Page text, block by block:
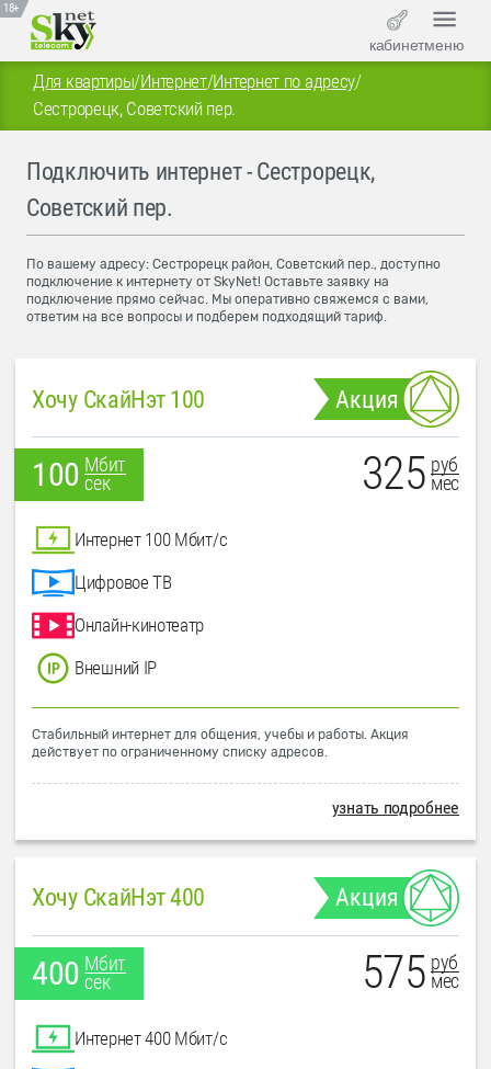
18+
кабинетменю
Для квартиры/Интернет/Интернет по адресу/
Сестрорецк, Советский пер.
Подключить интернет - Сестрорецк,
Советский пер.
По вашему адресу: Сестрорецк район, Советский пер., доступно
подключение к интернету от SkyNet! Оставьте заявку на
подключение прямо сейчас. Мы оперативно свяжемся с вами,
ответим на все вопросы и подберем подходящий тариф.
Хочу СкайНэт 100 Акция
100 Мбит
сек
325 руб
мес
Интернет 100 Мбит/с
Цифровое ТВ
Онлайн-кинотеатр
Внешний IP
Стабильный интернет для общения, учебы и работы. Акция
действует по ограниченному списку адресов.
узнать подробнее
Хочу СкайНэт 400 Акция
400 Мбит
сек
575 руб
мес
Интернет 400 Мбит/с